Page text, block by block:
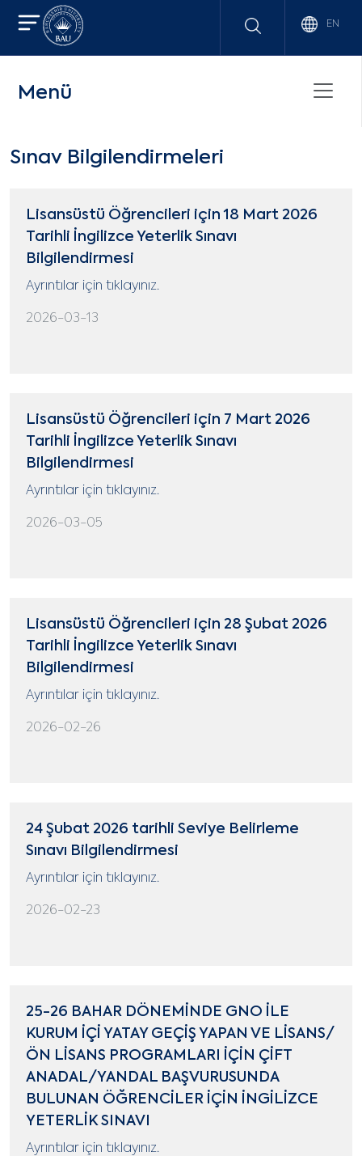
EN
Menü
Sınav Bilgilendirmeleri
Lisansüstü Öğrencileri için 18 Mart 2026
Tarihli İngilizce Yeterlik Sınavı
Bilgilendirmesi
Ayrıntılar için tıklayınız.
2026-03-13
Lisansüstü Öğrencileri için 7 Mart 2026
Tarihli İngilizce Yeterlik Sınavı
Bilgilendirmesi
Ayrıntılar için tıklayınız.
2026-03-05
Lisansüstü Öğrencileri için 28 Şubat 2026
Tarihli İngilizce Yeterlik Sınavı
Bilgilendirmesi
Ayrıntılar için tıklayınız.
2026-02-26
24 Şubat 2026 tarihli Seviye Belirleme
Sınavı Bilgilendirmesi
Ayrıntılar için tıklayınız.
2026-02-23
25-26 BAHAR DÖNEMİNDE GNO İLE
KURUM İÇİ YATAY GEÇİŞ YAPAN VE LİSANS/
ÖN LİSANS PROGRAMLARI İÇİN ÇİFT
ANADAL/YANDAL BAŞVURUSUNDA
BULUNAN ÖĞRENCİLER İÇİN İNGİLİZCE
YETERLİK SINAVI
Ayrıntılar için tıklayınız.